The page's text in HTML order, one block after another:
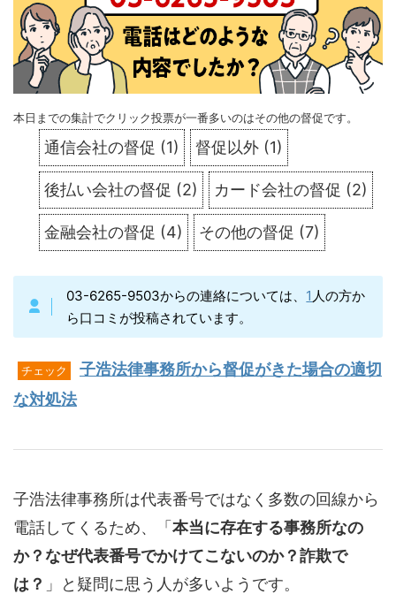
本日までの集計でクリック投票が一番多いのはその他の督促です。
通信会社の督促 (1) 督促以外 (1)
後払い会社の督促 (2) カード会社の督促 (2)
金融会社の督促 (4) その他の督促 (7)
03-6265-9503からの連絡については、 1 人の方か
ら口コミが投稿されています。
チェック
子浩法律事務所から督促がきた場合の適切
な対処法
子浩法律事務所は代表番号ではなく多数の回線から
電話してくるため、「本当に存在する事務所なの
か？なぜ代表番号でかけてこないのか？詐欺で
は？ 」と疑問に思う人が多いようです。